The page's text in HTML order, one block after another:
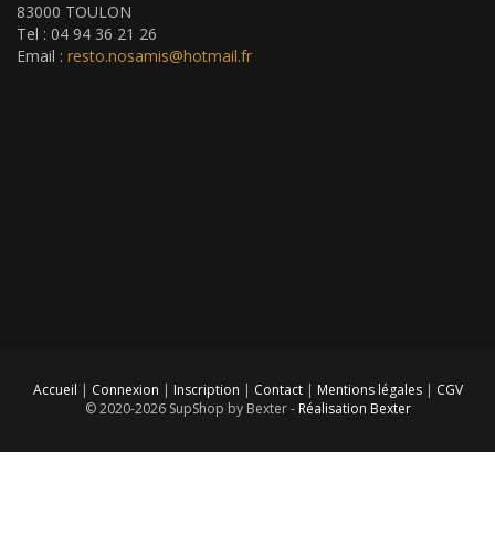
83000 TOULON
Tel : 04 94 36 21 26
Email : resto.nosamis@hotmail.fr
Accueil | Connexion | Inscription | Contact | Mentions légales | CGV
© 2020-2026 SupShop by Bexter - Réalisation Bexter